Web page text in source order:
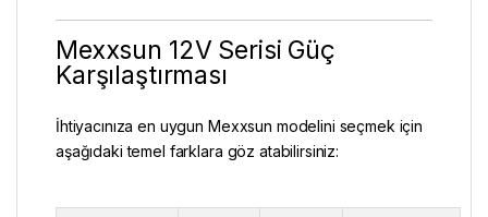
Mexxsun 12V Serisi Güç
Karşılaştırması
İhtiyacınıza en uygun Mexxsun modelini seçmek için
aşağıdaki temel farklara göz atabilirsiniz: